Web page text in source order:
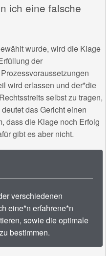
ich eine falsche
wurde, wird die Klage
der
wird erlassen und der*die
selbst zu tragen,
das Gericht einen
dass die Klage noch Erfolg
gibt es aber nicht.
verschiedenen
eine*n erfahrene*n
sowie die optimale
bestimmen.